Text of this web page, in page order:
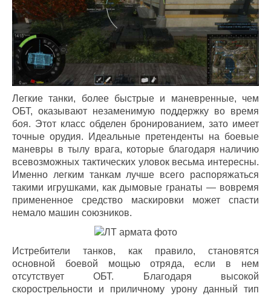
Легкие танки, более быстрые и маневренные, чем
ОБТ, оказывают незаменимую поддержку во время
боя. Этот класс обделен бронированием, зато имеет
точные орудия. Идеальные претенденты на боевые
маневры в тылу врага, которые благодаря наличию
всевозможных тактических уловок весьма интересны.
Именно легким танкам лучше всего распоряжаться
такими игрушками, как дымовые гранаты — вовремя
примененное средство маскировки может спасти
немало машин союзников.
Истребители танков, как правило, становятся
основной боевой мощью отряда, если в нем
отсутствует ОБТ. Благодаря высокой
скорострельности и приличному урону данный тип